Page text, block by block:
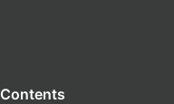
Contents